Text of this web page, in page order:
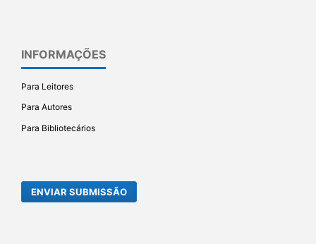
INFORMAÇÕES
Para Leitores
Para Autores
Para Bibliotecários
ENVIAR SUBMISSÃO